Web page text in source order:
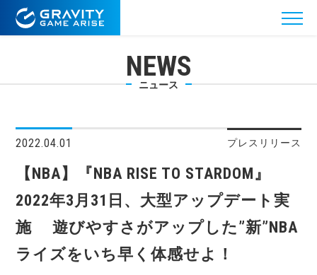
NEWS
ニュース
2022.04.01 プレスリリース
【NBA】『NBA RISE TO STARDOM』
2022年3月31日、大型アップデート実
施 遊びやすさがアップした”新”NBA
ライズをいち早く体感せよ！